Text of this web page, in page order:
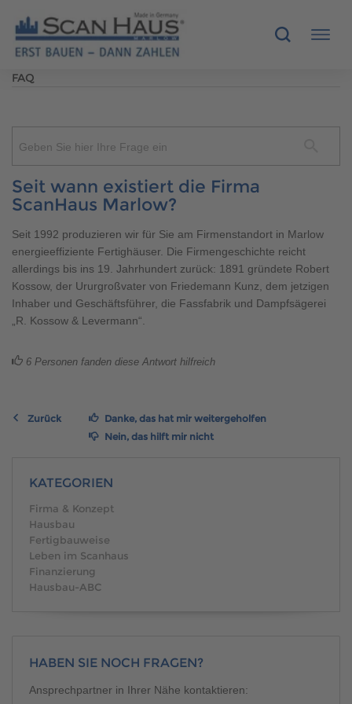
MUSTERHÄUSER
SCANHAUS-VORTEILE
ÜBER UNS
KONTAKT
Brauchen Sie Hilfe?
MUSTERHAUS FINDEN
FAQ
Geben Sie hier Ihre Frage ein
Seit wann existiert die Firma
ScanHaus Marlow?
Seit 1992 produzieren wir für Sie am Firmenstandort in Marlow
energieeffiziente Fertighäuser. Die Firmengeschichte reicht
allerdings bis ins 19. Jahrhundert zurück: 1891 gründete Robert
Kossow, der Ururgroßvater von Friedemann Kunz, dem jetzigen
Inhaber und Geschäftsführer, die Fassfabrik und Dampfsägerei
„R. Kossow & Levermann“.
6 Personen fanden diese Antwort hilfreich
Zurück
Danke, das hat mir weitergeholfen
Nein, das hilft mir nicht
KATEGORIEN
Firma & Konzept
Hausbau
Fertigbauweise
Leben im Scanhaus
Finanzierung
Hausbau-ABC
HABEN SIE NOCH FRAGEN?
Ansprechpartner in Ihrer Nähe kontaktieren: